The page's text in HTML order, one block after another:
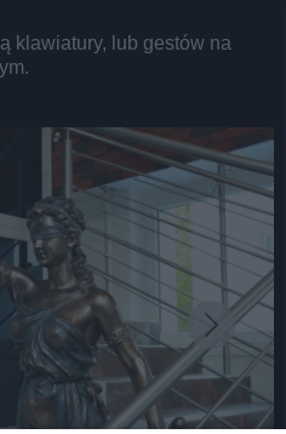
klawiatury, lub gestów na